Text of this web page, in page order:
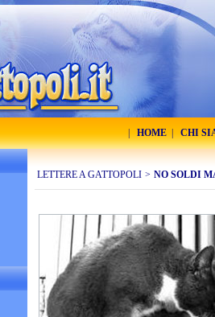
HOME CHI
LETTERE A GATTOPOLI > NO SOLDI